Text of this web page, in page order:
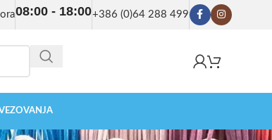
08:00 - 18:00+386 (0)64 288 499